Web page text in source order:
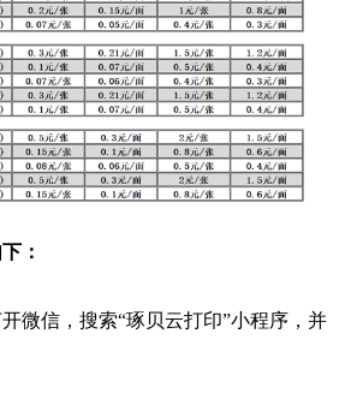
：
微信，搜索“琢贝云打印”小程序，并